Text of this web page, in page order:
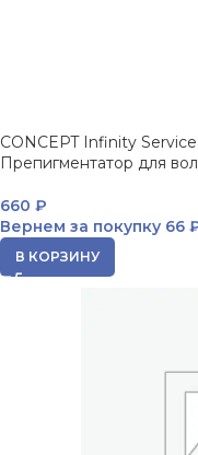
CONCEPT Infinity
Препигментатор для
660 ₽
Вернем за покупку 66
В КОРЗИНУ